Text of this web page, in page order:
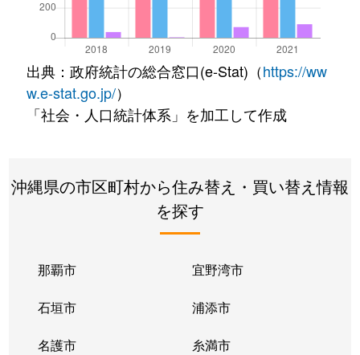
出典：政府統計の総合窓口(e-Stat)（https://ww
w.e-stat.go.jp/）
「社会・人口統計体系」を加工して作成
沖縄県の市区町村から住み替え・買い替え情報
を探す
那覇市 宜野湾市
石垣市 浦添市
名護市 糸満市